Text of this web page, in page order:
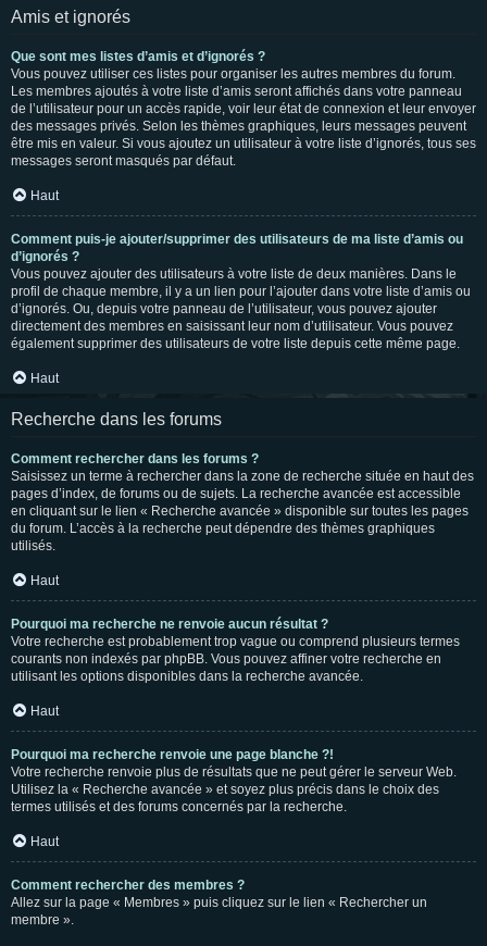
Amis et ignorés
Que sont mes listes d’amis et d’ignorés ?
Vous pouvez utiliser ces listes pour organiser les autres membres du forum.
Les membres ajoutés à votre liste d’amis seront affichés dans votre panneau
de l’utilisateur pour un accès rapide, voir leur état de connexion et leur envoyer
des messages privés. Selon les thèmes graphiques, leurs messages peuvent
être mis en valeur. Si vous ajoutez un utilisateur à votre liste d’ignorés, tous ses
messages seront masqués par défaut.
Haut
Comment puis-je ajouter/supprimer des utilisateurs de ma liste d’amis ou
d’ignorés ?
Vous pouvez ajouter des utilisateurs à votre liste de deux manières. Dans le
profil de chaque membre, il y a un lien pour l’ajouter dans votre liste d’amis ou
d’ignorés. Ou, depuis votre panneau de l’utilisateur, vous pouvez ajouter
directement des membres en saisissant leur nom d’utilisateur. Vous pouvez
également supprimer des utilisateurs de votre liste depuis cette même page.
Haut
Recherche dans les forums
Comment rechercher dans les forums ?
Saisissez un terme à rechercher dans la zone de recherche située en haut des
pages d’index, de forums ou de sujets. La recherche avancée est accessible
en cliquant sur le lien « Recherche avancée » disponible sur toutes les pages
du forum. L’accès à la recherche peut dépendre des thèmes graphiques
utilisés.
Haut
Pourquoi ma recherche ne renvoie aucun résultat ?
Votre recherche est probablement trop vague ou comprend plusieurs termes
courants non indexés par phpBB. Vous pouvez affiner votre recherche en
utilisant les options disponibles dans la recherche avancée.
Haut
Pourquoi ma recherche renvoie une page blanche ?!
Votre recherche renvoie plus de résultats que ne peut gérer le serveur Web.
Utilisez la « Recherche avancée » et soyez plus précis dans le choix des
termes utilisés et des forums concernés par la recherche.
Haut
Comment rechercher des membres ?
Allez sur la page « Membres » puis cliquez sur le lien « Rechercher un
membre ».